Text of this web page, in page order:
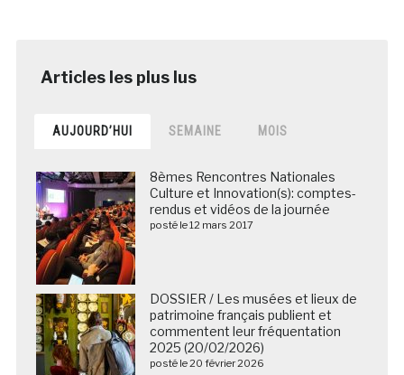
AUJOURD’HUI SEMAINE MOIS
8èmes Rencontres Nationales
Culture et Innovation(s): comptes-
rendus et vidéos de la journée
posté le 12 mars 2017
DOSSIER / Les musées et lieux de
patrimoine français publient et
commentent leur fréquentation
2025 (20/02/2026)
posté le 20 février 2026